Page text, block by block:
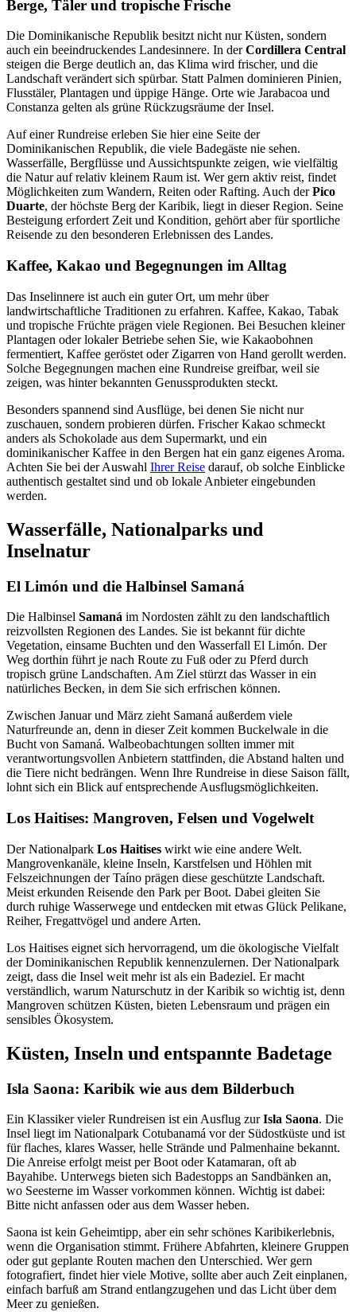
Berge, Täler und tropische Frische
Die Dominikanische Republik besitzt nicht nur Küsten, sondern
auch ein beeindruckendes Landesinnere. In derCordillera Central
steigen die Berge deutlich an, das Klima wird frischer, und die
Landschaft verändert sich spürbar. Statt Palmen dominieren Pinien,
Flusstäler, Plantagen und üppige Hänge. Orte wie Jarabacoa und
Constanza gelten als grüne Rückzugsräume der Insel.
Auf einer Rundreise erleben Sie hier eine Seite der
Dominikanischen Republik, die viele Badegäste nie sehen.
Wasserfälle, Bergflüsse und Aussichtspunkte zeigen, wie vielfältig
die Natur auf relativ kleinem Raum ist. Wer gern aktiv reist, findet
Möglichkeiten zum Wandern, Reiten oder Rafting. Auch derPico
Duarte, der höchste Berg der Karibik, liegt in dieser Region. Seine
Besteigung erfordert Zeit und Kondition, gehört aber für sportliche
Reisende zu den besonderen Erlebnissen des Landes.
Kaffee, Kakao und Begegnungen im Alltag
Das Inselinnere ist auch ein guter Ort, um mehr über
landwirtschaftliche Traditionen zu erfahren. Kaffee, Kakao, Tabak
und tropische Früchte prägen viele Regionen. Bei Besuchen kleiner
Plantagen oder lokaler Betriebe sehen Sie, wie Kakaobohnen
fermentiert, Kaffee geröstet oder Zigarren von Hand gerollt werden.
Solche Begegnungen machen eine Rundreise greifbar, weil sie
zeigen, was hinter bekannten Genussprodukten steckt.
Besonders spannend sind Ausflüge, bei denen Sie nicht nur
zuschauen, sondern probieren dürfen. Frischer Kakao schmeckt
anders als Schokolade aus dem Supermarkt, und ein
dominikanischer Kaffee in den Bergen hat ein ganz eigenes Aroma.
Achten Sie bei der Auswahl Ihrer Reise darauf, ob solche Einblicke
authentisch gestaltet sind und ob lokale Anbieter eingebunden
werden.
Wasserfälle, Nationalparks und
Inselnatur
El Limón und die Halbinsel Samaná
Die Halbinsel Samaná im Nordosten zählt zu den landschaftlich
reizvollsten Regionen des Landes. Sie ist bekannt für dichte
Vegetation, einsame Buchten und den Wasserfall El Limón. Der
Weg dorthin führt je nach Route zu Fuß oder zu Pferd durch
tropisch grüne Landschaften. Am Ziel stürzt das Wasser in ein
natürliches Becken, in dem Sie sich erfrischen können.
Zwischen Januar und März zieht Samaná außerdem viele
Naturfreunde an, denn in dieser Zeit kommen Buckelwale in die
Bucht von Samaná. Walbeobachtungen sollten immer mit
verantwortungsvollen Anbietern stattfinden, die Abstand halten und
die Tiere nicht bedrängen. Wenn Ihre Rundreise in diese Saison fällt,
lohnt sich ein Blick auf entsprechende Ausflugsmöglichkeiten.
Los Haitises: Mangroven, Felsen und Vogelwelt
Der Nationalpark Los Haitises wirkt wie eine andere Welt.
Mangrovenkanäle, kleine Inseln, Karstfelsen und Höhlen mit
Felszeichnungen der Taíno prägen diese geschützte Landschaft.
Meist erkunden Reisende den Park per Boot. Dabei gleiten Sie
durch ruhige Wasserwege und entdecken mit etwas Glück Pelikane,
Reiher, Fregattvögel und andere Arten.
Los Haitises eignet sich hervorragend, um die ökologische Vielfalt
der Dominikanischen Republik kennenzulernen. Der Nationalpark
zeigt, dass die Insel weit mehr ist als ein Badeziel. Er macht
verständlich, warum Naturschutz in der Karibik so wichtig ist, denn
Mangroven schützen Küsten, bieten Lebensraum und prägen ein
sensibles Ökosystem.
Küsten, Inseln und entspannte Badetage
Isla Saona: Karibik wie aus dem Bilderbuch
Ein Klassiker vieler Rundreisen ist ein Ausflug zurIsla Saona. Die
Insel liegt im Nationalpark Cotubanamá vor der Südostküste und ist
für flaches, klares Wasser, helle Strände und Palmenhaine bekannt.
Die Anreise erfolgt meist per Boot oder Katamaran, oft ab
Bayahibe. Unterwegs bieten sich Badestopps an Sandbänken an,
wo Seesterne im Wasser vorkommen können. Wichtig ist dabei:
Bitte nicht anfassen oder aus dem Wasser heben.
Saona ist kein Geheimtipp, aber ein sehr schönes Karibikerlebnis,
wenn die Organisation stimmt. Frühere Abfahrten, kleinere Gruppen
oder gut geplante Routen machen den Unterschied. Wer gern
fotografiert, findet hier viele Motive, sollte aber auch Zeit einplanen,
einfach barfuß am Strand entlangzugehen und das Licht über dem
Meer zu genießen.